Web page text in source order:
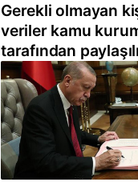
Gerekli olmayan
veriler kamu
tarafından